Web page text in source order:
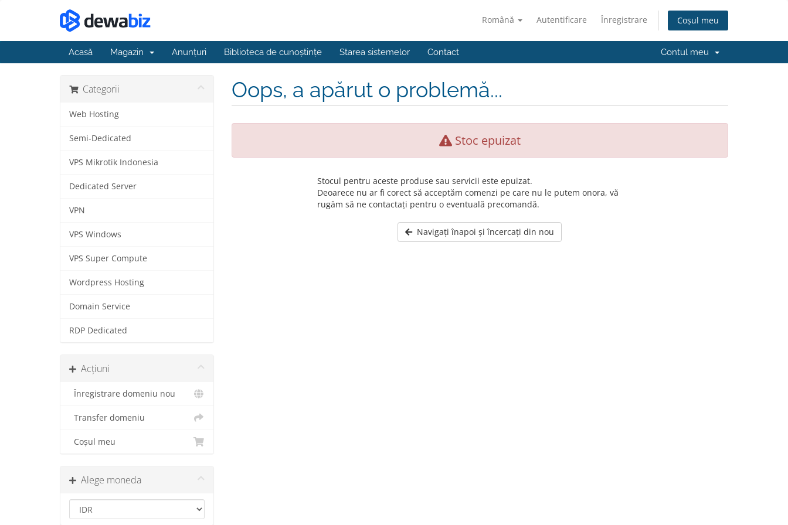
Română Autentificare Înregistrare Coșul meu
Acasă Magazin Anunțuri Biblioteca de cunoștințe Starea sistemelor Contact Contul meu
Categorii
Web Hosting
Semi-Dedicated
VPS Mikrotik Indonesia
Dedicated Server
VPN
VPS Windows
VPS Super Compute
Wordpress Hosting
Domain Service
RDP Dedicated
Acțiuni
Înregistrare domeniu nou
Transfer domeniu
Coșul meu
Alege moneda
Oops, a apărut o problemă...
Stoc epuizat
Stocul pentru aceste produse sau servicii este epuizat.
Deoarece nu ar fi corect să acceptăm comenzi pe care nu le putem onora, vă
rugăm să ne contactați pentru o eventuală precomandă.
Navigați înapoi și încercați din nou